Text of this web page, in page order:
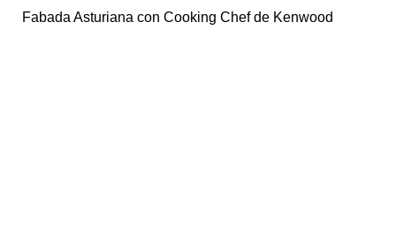
Fabada Asturiana con Cooking Chef de Kenwood